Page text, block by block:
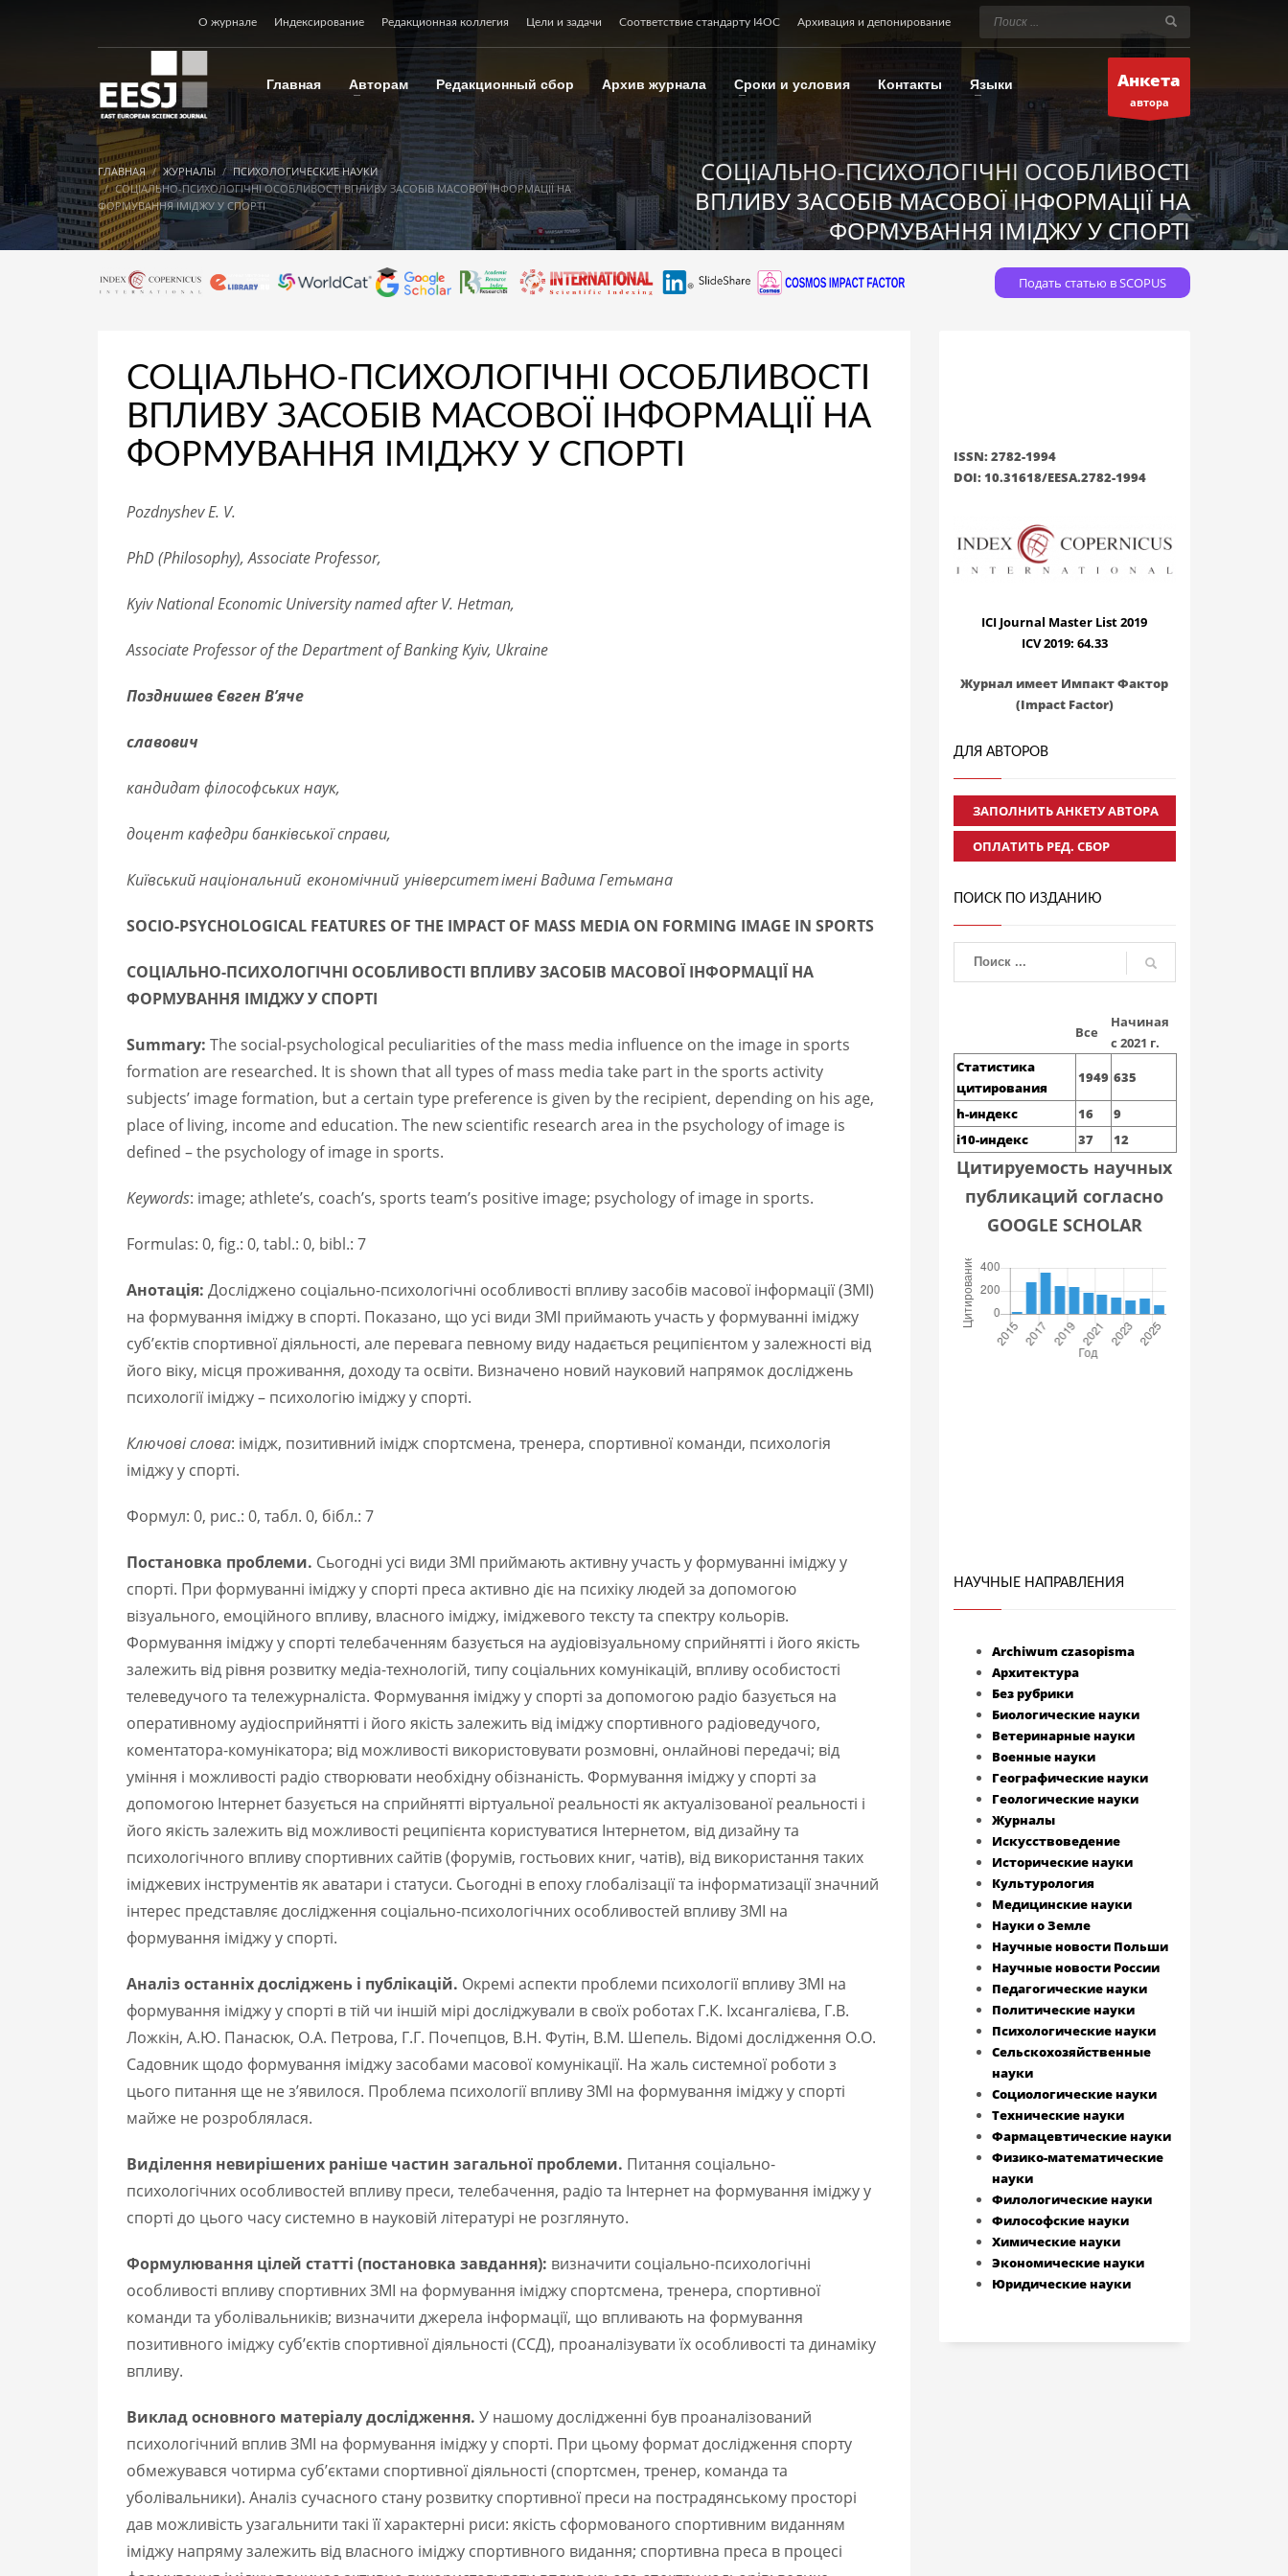
О журнале Индексирование Редакционная коллегия Цели и задачи Соответствие стандарту I4OC Архивация и депонирование
Главная Авторам Редакционный сбор Архив журнала Сроки и условия Контакты Языки Анкета
автора
ГЛАВНАЯ ЖУРНАЛЫ
ПСИХОЛОГИЧЕСКИЕ НАУКИ
СОЦІАЛЬНО-ПСИХОЛОГІЧНІ ОСОБЛИВОСТІ ВПЛИВУ ЗАСОБІВ МАСОВОЇ ІНФОРМАЦІЇ НА
ФОРМУВАННЯ ІМІДЖУ У СПОРТІ
СОЦІАЛЬНО-ПСИХОЛОГІЧНІ ОСОБЛИВОСТІ
ВПЛИВУ ЗАСОБІВ МАСОВОЇ ІНФОРМАЦІЇ НА
ФОРМУВАННЯ ІМІДЖУ У СПОРТІ
Подать статью в SCOPUS
СОЦІАЛЬНО-ПСИХОЛОГІЧНІ ОСОБЛИВОСТІ
ВПЛИВУ ЗАСОБІВ МАСОВОЇ ІНФОРМАЦІЇ НА
ФОРМУВАННЯ ІМІДЖУ У СПОРТІ
Pozdnyshev E. V.
PhD (Philosophy), Associate Professor,
Kyiv National Economic University named after V. Hetman,
Associate Professor of the Department of Banking Kyiv, Ukraine
Позднишев Євген В’яче
славович
кандидат філософських наук,
доцент кафедри банківської справи,
Київський національний економічний університетімені Вадима Гетьмана
SOCIO-PSYCHOLOGICAL FEATURES OF THE IMPACT OF MASS MEDIA ON FORMING IMAGE IN SPORTS
СОЦІАЛЬНО-ПСИХОЛОГІЧНІ ОСОБЛИВОСТІ ВПЛИВУ ЗАСОБІВ МАСОВОЇ ІНФОРМАЦІЇ НА
ФОРМУВАННЯ ІМІДЖУ У СПОРТІ
Summary: The social-psychological peculiarities of the mass media influence on the image in sports
formation are researched. It is shown that all types of mass media take part in the sports activity
subjects’ image formation, but a certain type preference is given by the recipient, depending on his age,
place of living, income and education. The new scientific research area in the psychology of image is
defined – the psychology of image in sports.
Keywords: image; athlete’s, coach’s, sports team’s positive image; psychology of image in sports.
Formulas: 0, fig.: 0, tabl.: 0, bibl.: 7
Анотація: Досліджено соціально-психологічні особливості впливу засобів масової інформації (ЗМІ)
на формування іміджу в спорті. Показано, що усі види ЗМІ приймають участь у формуванні іміджу
суб’єктів спортивної діяльності, але перевага певному виду надається реципієнтом у залежності від
його віку, місця проживання, доходу та освіти. Визначено новий науковий напрямок досліджень
психології іміджу – психологію іміджу у спорті.
Ключові слова: імідж, позитивний імідж спортсмена, тренера, спортивної команди, психологія
іміджу у спорті.
Формул: 0, рис.: 0, табл. 0, бібл.: 7
Постановка проблеми. Сьогодні усі види ЗМІ приймають активну участь у формуванні іміджу у
спорті. При формуванні іміджу у спорті преса активно діє на психіку людей за допомогою
візуального, емоційного впливу, власного іміджу, іміджевого тексту та спектру кольорів.
Формування іміджу у спорті телебаченням базується на аудіовізуальному сприйнятті і його якість
залежить від рівня розвитку медіа-технологій, типу соціальних комунікацій, впливу особистості
телеведучого та тележурналіста. Формування іміджу у спорті за допомогою радіо базується на
оперативному аудіосприйнятті і його якість залежить від іміджу спортивного радіоведучого,
коментатора-комунікатора; від можливості використовувати розмовні, онлайнові передачі; від
уміння і можливості радіо створювати необхідну обізнаність. Формування іміджу у спорті за
допомогою Інтернет базується на сприйнятті віртуальної реальності як актуалізованої реальності і
його якість залежить від можливості реципієнта користуватися Інтернетом, від дизайну та
психологічного впливу спортивних сайтів (форумів, гостьових книг, чатів), від використання таких
іміджевих інструментів як аватари і статуси. Сьогодні в епоху глобалізації та інформатизації значний
інтерес представляє дослідження соціально-психологічних особливостей впливу ЗМІ на
формування іміджу у спорті.
Аналіз останніх досліджень і публікацій. Окремі аспекти проблеми психології впливу ЗМІ на
формування іміджу у спорті в тій чи іншій мірі досліджували в своїх роботах Г.К. Іхсангалієва, Г.В.
Ложкін, А.Ю. Панасюк, О.А. Петрова, Г.Г. Почепцов, В.Н. Футін, В.М. Шепель. Відомі дослідження О.О.
Садовник щодо формування іміджу засобами масової комунікації. На жаль системної роботи з
цього питання ще не з’явилося. Проблема психології впливу ЗМІ на формування іміджу у спорті
майже не розроблялася.
Виділення невирішених раніше частин загальної проблеми. Питання соціально-
психологічних особливостей впливу преси, телебачення, радіо та Інтернет на формування іміджу у
спорті до цього часу системно в науковій літературі не розглянуто.
Формулювання цілей статті (постановка завдання): визначити соціально-психологічні
особливості впливу спортивних ЗМІ на формування іміджу спортсмена, тренера, спортивної
команди та уболівальників; визначити джерела інформації, що впливають на формування
позитивного іміджу суб’єктів спортивної діяльності (ССД), проаналізувати їх особливості та динаміку
впливу.
Виклад основного матеріалу дослідження. У нашому дослідженні був проаналізований
психологічний вплив ЗМІ на формування іміджу у спорті. При цьому формат дослідження спорту
обмежувався чотирма суб’єктами спортивної діяльності (спортсмен, тренер, команда та
уболівальники). Аналіз сучасного стану розвитку спортивної преси на пострадянському просторі
дав можливість узагальнити такі її характерні риси: якість сформованого спортивним виданням
іміджу напряму залежить від власного іміджу спортивного видання; спортивна преса в процесі
ISSN: 2782-1994
DOI: 10.31618/EESA.2782-1994
ICI Journal Master List 2019
ICV 2019: 64.33
Журнал имеет Импакт Фактор
(Impact Factor)
ДЛЯ АВТОРОВ
ЗАПОЛНИТЬ АНКЕТУ АВТОРА
ОПЛАТИТЬ РЕД. СБОР
ПОИСК ПО ИЗДАНИЮ
Все
Начиная
с 2021 г.
Статистика
цитирования
1949 635
h-индекс 16
9
i10-индекс
37 12
Цитируемость научных
публикаций согласно
GOOGLE SCHOLAR
НАУЧНЫЕ НАПРАВЛЕНИЯ
Archiwum czasopisma
Архитектура
Без рубрики
Биологические науки
Ветеринарные науки
Военные науки
Географические науки
Геологические науки
Журналы
Искусствоведение
Исторические науки
Культурология
Медицинские науки
Науки о Земле
Научные новости Польши
Научные новости России
Педагогические науки
Политические науки
Психологические науки
Сельскохозяйственные
науки
Социологические науки
Технические науки
Фармацевтические науки
Физико-математические
науки
Филологические науки
Философские науки
Химические науки
Экономические науки
Юридические науки